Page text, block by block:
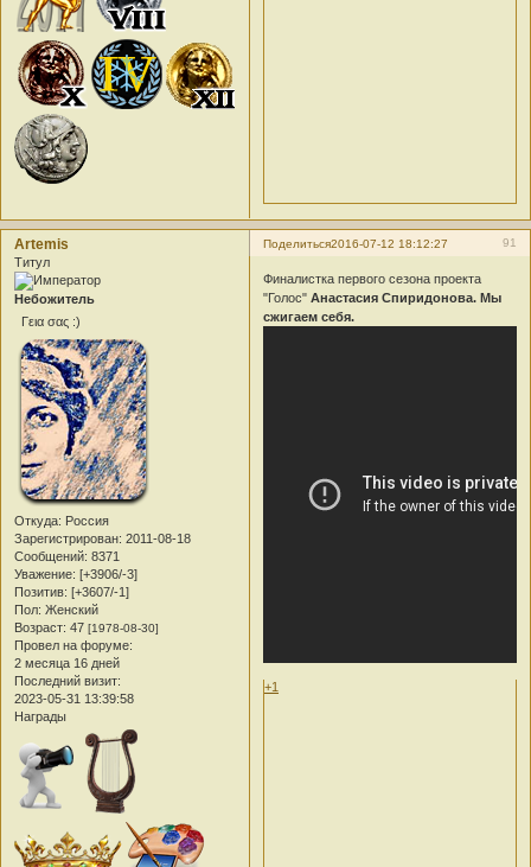
Поделиться 91
2016-07-12 18:12:27
Artemis
Титул
Небожитель
Γεια σας :)
Откуда: Россия
Зарегистрирован: 2011-08-18
Сообщений: 8371
Уважение: [+3906/-3]
Позитив: [+3607/-1]
Пол: Женский
Возраст: 47 [1978-08-30]
Провел на форуме:
2 месяца 16 дней
Последний визит:
2023-05-31 13:39:58
Награды
Финалистка первого сезона проекта
"Голос"Анастасия Спиридонова. Мы
сжигаем себя.
+1